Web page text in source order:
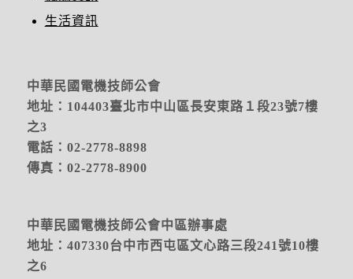
生活資訊
中華民國電機技師公會
地址：104403臺北市中山區長安東路１段23號7樓
之3
電話：02-2778-8898
傳真：02-2778-8900
中華民國電機技師公會中區辦事處
地址： 407330台中市西屯區文心路三段241號10樓
之6